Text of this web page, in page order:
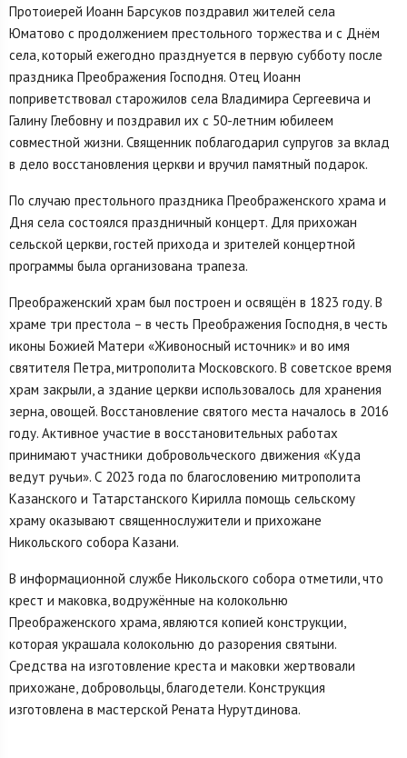
Протоиерей Иоанн Барсуков поздравил жителей села
Юматово с продолжением престольного торжества и с Днём
села, который ежегодно празднуется в первую субботу после
праздника Преображения Господня. Отец Иоанн
поприветствовал старожилов села Владимира Сергеевича и
Галину Глебовну и поздравил их с 50-летним юбилеем
совместной жизни. Священник поблагодарил супругов за вклад
в дело восстановления церкви и вручил памятный подарок.
По случаю престольного праздника Преображенского храма и
Дня села состоялся праздничный концерт. Для прихожан
сельской церкви, гостей прихода и зрителей концертной
программы была организована трапеза.
Преображенский храм был построен и освящён в 1823 году. В
храме три престола – в честь Преображения Господня, в честь
иконы Божией Матери «Живоносный источник» и во имя
святителя Петра, митрополита Московского. В советское время
храм закрыли, а здание церкви использовалось для хранения
зерна, овощей. Восстановление святого места началось в 2016
году. Активное участие в восстановительных работах
принимают участники добровольческого движения «Куда
ведут ручьи». С 2023 года по благословению митрополита
Казанского и Татарстанского Кирилла помощь сельскому
храму оказывают священнослужители и прихожане
Никольского собора Казани.
В информационной службе Никольского собора отметили, что
крест и маковка, водружённые на колокольню
Преображенского храма, являются копией конструкции,
которая украшала колокольню до разорения святыни.
Средства на изготовление креста и маковки жертвовали
прихожане, добровольцы, благодетели. Конструкция
изготовлена в мастерской Рената Нурутдинова.